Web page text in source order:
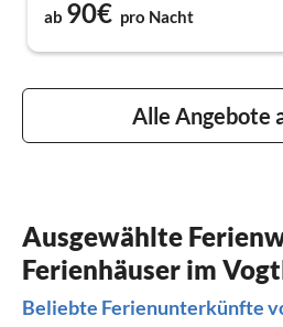
ab 90€ pro Nacht
Alle Angebote
Ausgewählte
Ferienhäuser im
Beliebte Ferienunterkünfte